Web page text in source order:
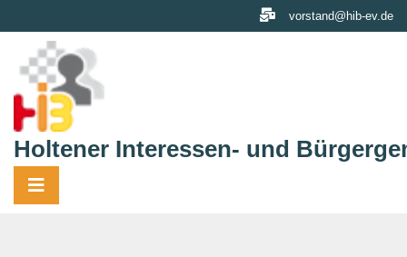
to
content
vorstand@hib-ev.de
Holtener Interessen- und